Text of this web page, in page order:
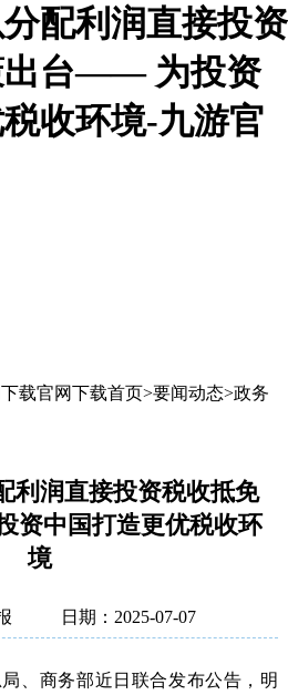
配利润直接投资
出台—— 为投资
收环境-九游官
载官网下载首页>要闻动态>政务
利润直接投资税收抵免
中国打造更优税收环
境
日期：2025-07-07
、商务部近日联合发布公告，明